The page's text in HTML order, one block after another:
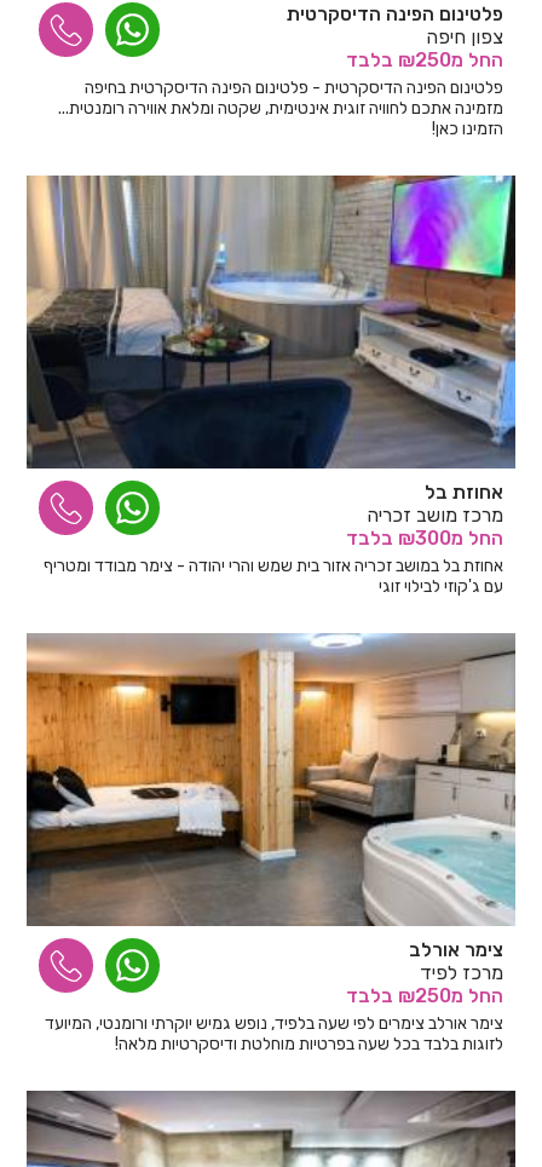
פלטינום הפינה הדיסקרטית
צפון חיפה
החל מ₪250 בלבד
פלטינום הפינה הדיסקרטית - פלטינום הפינה הדיסקרטית בחיפה
מזמינה אתכם לחוויה זוגית אינטימית, שקטה ומלאת אווירה רומנטית...
הזמינו כאן!
אחוזת בל
מרכז מושב זכריה
החל מ₪300 בלבד
אחוזת בל במושב זכריה אזור בית שמש והרי יהודה - צימר מבודד ומטריף
עם ג'קוזי לבילוי זוגי
צימר אורלב
מרכז לפיד
החל מ₪250 בלבד
צימר אורלב צימרים לפי שעה בלפיד, נופש גמיש יוקרתי ורומנטי, המיועד
לזוגות בלבד בכל שעה בפרטיות מוחלטת ודיסקרטיות מלאה!